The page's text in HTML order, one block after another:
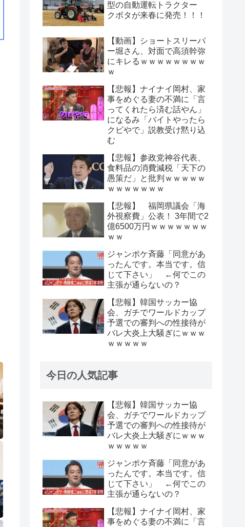
型の自動運転トラクター
クボタが来春に発売！！！
【動画】ショートスリーパ
ー堀さん、対面で高須幹弥
にキレるｗｗｗｗｗｗｗｗ
ｗ
【悲報】ナイナイ岡村、家
事をめぐる妻の不満に「言
ってくれたら済む話やん」
になるみ「バイトやったら
クビやで」説教受け黙り込
む
【悲報】参政党神谷代表、
食料品の消費減税「天下の
愚策だ」と批判ｗｗｗｗｗ
ｗｗｗｗｗｗｗ
【悲報】 福岡県議会「海
外視察費」公表！ 3年間で2
億6500万円ｗｗｗｗｗｗｗ
ｗｗ
ジャンポケ斉藤「同意があ
ったんです。本当です。信
じて下さい」 ←何でこの
主張が通らないの？
【悲報】韓国サッカー協
会、ガチでワールドカップ
予選での審判への性接待が
バレ大炎上大騒ぎにｗｗｗ
ｗｗｗｗｗ
今日の人気記事
【悲報】韓国サッカー協
会、ガチでワールドカップ
予選での審判への性接待が
バレ大炎上大騒ぎにｗｗｗ
ｗｗｗｗｗ
ジャンポケ斉藤「同意があ
ったんです。本当です。信
じて下さい」 ←何でこの
主張が通らないの？
【悲報】ナイナイ岡村、家
事をめぐる妻の不満に「言